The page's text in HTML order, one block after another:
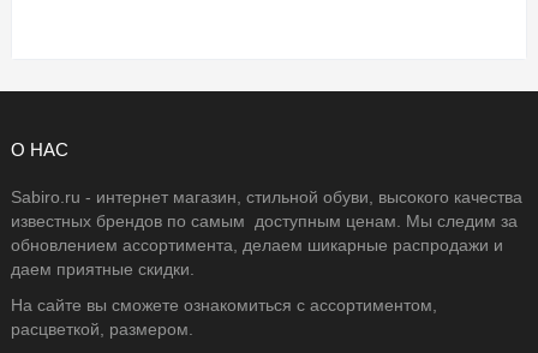
О НАС
Sabiro.ru - интернет магазин, стильной обуви, высокого качества
известных брендов по самым доступным ценам. Мы следим за
обновлением ассортимента, делаем шикарные распродажи и
даем приятные скидки.
На сайте вы сможете ознакомиться с ассортиментом,
расцветкой, размером.